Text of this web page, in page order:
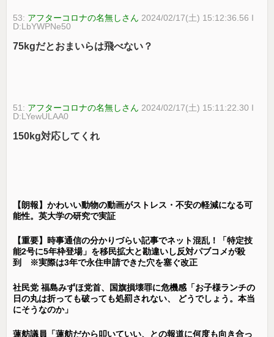
53: アフターコロナの名無しさん 2024/02/17(土) 15:12:36.56 I
D:LbYWPNe50
75kgだとおまいらは飛べない？
51: アフターコロナの名無しさん 2024/02/17(土) 15:11:22.30 I
D:LYewULAA0
150kg対応してくれ
【朗報】かわいい動物の動画がストレス・不安の軽減になる可
能性。英大学の研究で実証
【重要】時事通信の分かりづらい記事でネット混乱！「特定技
能2号に5年枠登場」を移民拡大と勘違いし反対パブコメが殺
到 ※実際は3年で永住申請できた穴を塞ぐ改正
社民党 福島みずほ党首、国旗損壊罪に危機感「お子様ランチの
日の丸は折っても破っても処罰されない、 どうでしょう。本当
にそうなのか」
蓮舫議員「蓮舫だから叩いていい、との報道に何度も向き合っ